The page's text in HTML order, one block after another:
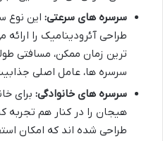
سرسره های سرعتی: این نوع
طراحی آئرودینامیک را ارائه
ترین زمان ممکن، مسافتی
سرسره ها، عامل اصلی
سرسره های خانوادگی: برای
هیجان را در کنار هم
طراحی شده اند که امکان